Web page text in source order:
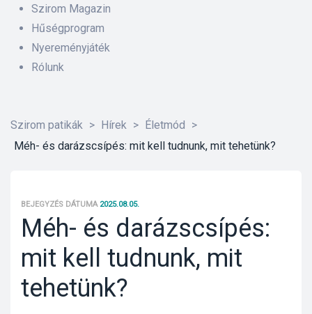
Szirom Magazin
Hűségprogram
Nyereményjáték
Rólunk
Szirom patikák > Hírek > Életmód >
Méh- és darázscsípés: mit kell tudnunk, mit tehetünk?
BEJEGYZÉS DÁTUMA 2025.08.05.
Méh- és darázscsípés:
mit kell tudnunk, mit
tehetünk?